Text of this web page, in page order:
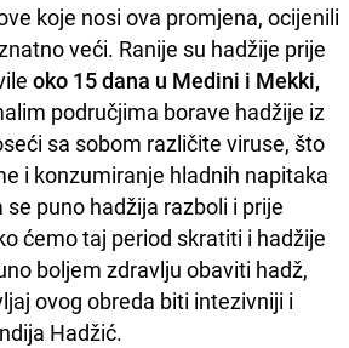
koje nosi ova promjena, ocijenili
veći. Ranije su hadžije prije
oko 15 dana u Medini i Mekki,
područjima borave hadžije iz
sa sobom različite viruse, što
i konzumiranje hladnih napitaka
puno hadžija razboli i prije
ćemo taj period skratiti i hadžije
boljem zdravlju obaviti hadž,
ovog obreda biti intezivniji i
Hadžić.